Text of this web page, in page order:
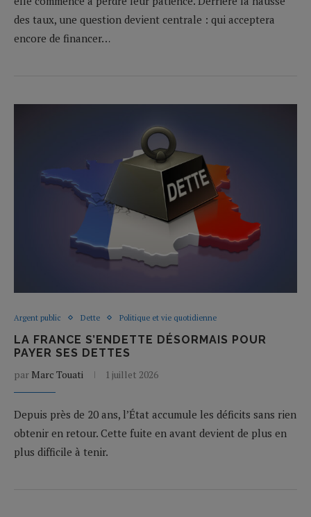
des taux, une question devient centrale : qui acceptera
encore de financer…
Argent public Dette Politique et vie quotidienne
LA FRANCE S’ENDETTE DÉSORMAIS POUR
PAYER SES DETTES
par Marc Touati 1 juillet 2026
Depuis près de 20 ans, l’État accumule les déficits sans rien
obtenir en retour. Cette fuite en avant devient de plus en
plus difficile à tenir.